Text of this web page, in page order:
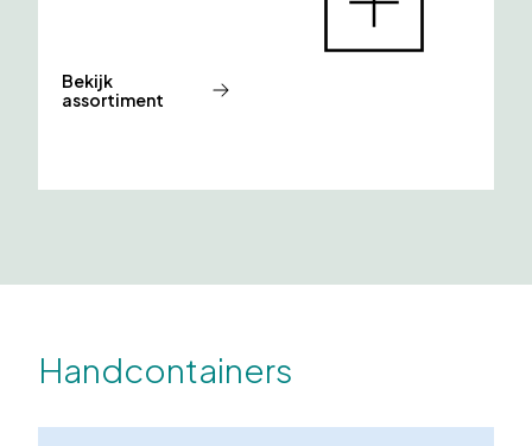
Bekijk
assortiment
Handcontainers